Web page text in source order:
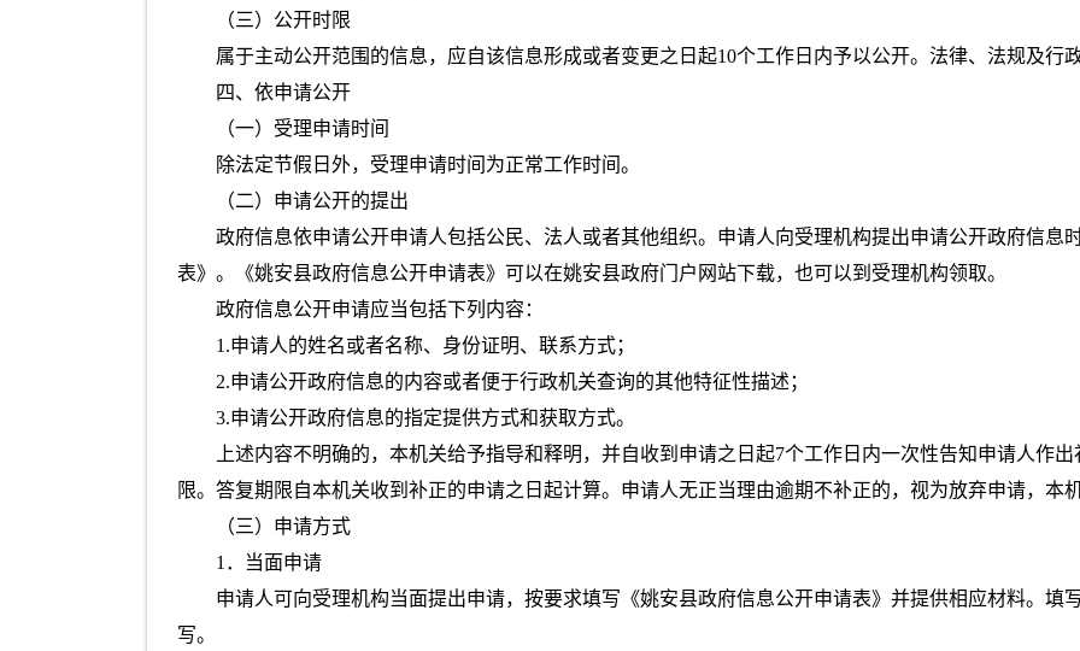
（三）公开时限
属于主动公开范围的信息，应自该信息形成或者变更之日起10个工作日内予以公开。法律、法规及行
四、依申请公开
（一）受理申请时间
除法定节假日外，受理申请时间为正常工作时间。
（二）申请公开的提出
政府信息依申请公开申请人包括公民、法人或者其他组织。申请人向受理机构提出申请公开政府信息
表》。《姚安县政府信息公开申请表》可以在姚安县政府门户网站下载，也可以到受理机构领取。
政府信息公开申请应当包括下列内容：
1.申请人的姓名或者名称、身份证明、联系方式；
2.申请公开政府信息的内容或者便于行政机关查询的其他特征性描述；
3.申请公开政府信息的指定提供方式和获取方式。
上述内容不明确的，本机关给予指导和释明，并自收到申请之日起7个工作日内一次性告知申请人作
限。答复期限自本机关收到补正的申请之日起计算。申请人无正当理由逾期不补正的，视为放弃申请，本
（三）申请方式
1．当面申请
申请人可向受理机构当面提出申请，按要求填写《姚安县政府信息公开申请表》并提供相应材料。填
写。